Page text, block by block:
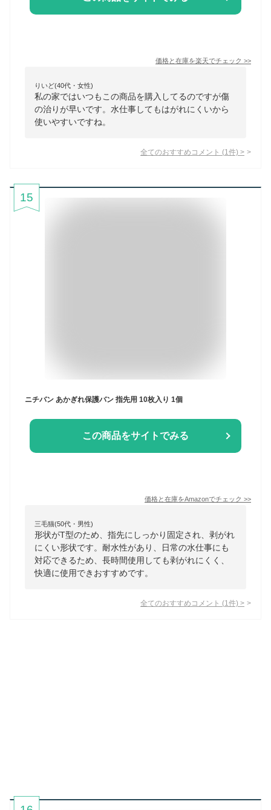
価格と在庫を楽天でチェック >>
りいど(40代・女性)
私の家ではいつもこの商品を購入してるのですが傷
の治りが早いです。水仕事してもはがれにくいから
使いやすいですね。
全てのおすすめコメント (1 件) >
15
ニチバン あかぎれ保護バン 指先用 10枚入り 1個
この商品をサイトでみる
価格と在庫をAmazonでチェック >>
三毛猫(50代・男性)
形状がT型のため、指先にしっかり固定され、剥がれ
にくい形状です。耐水性があり、日常の水仕事にも
対応できるため、長時間使用しても剥がれにくく、
快適に使用できおすすめです。
全てのおすすめコメント (1 件) >